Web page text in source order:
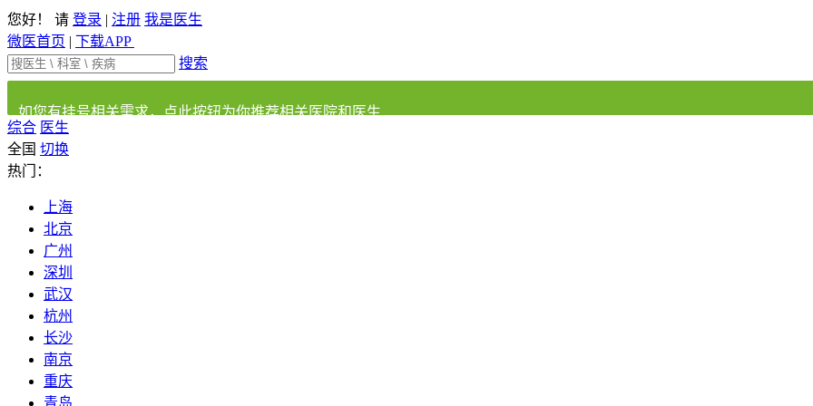
您好！ 请 登录 | 注册 我是医生
微医首页 | 下载APP
搜索
如您有挂号相关需求，点此按钮为你推荐相关医院和医生
综合 医生
全国 切换
热门：
上海
北京
广州
深圳
武汉
杭州
长沙
南京
重庆
青岛